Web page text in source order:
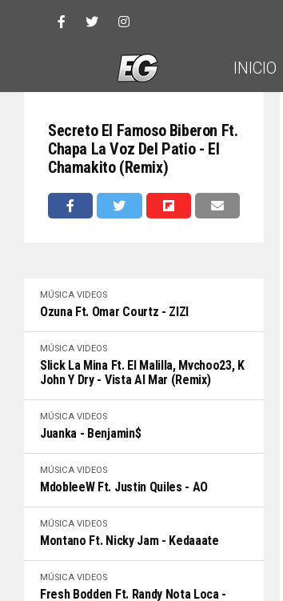
INICIO
Secreto El Famoso Biberon Ft.
Chapa La Voz Del Patio - El
Chamakito (Remix)
MÚSICA VIDEOS
Ozuna Ft. Omar Courtz - ZIZI
MÚSICA VIDEOS
Slick La Mina Ft. El Malilla, Mvchoo23, K
John Y Dry - Vista Al Mar (Remix)
MÚSICA VIDEOS
Juanka - Benjamin$
MÚSICA VIDEOS
MdobleeW Ft. Justin Quiles - AO
MÚSICA VIDEOS
Montano Ft. Nicky Jam - Kedaaate
MÚSICA VIDEOS
Fresh Bodden Ft. Randy Nota Loca -